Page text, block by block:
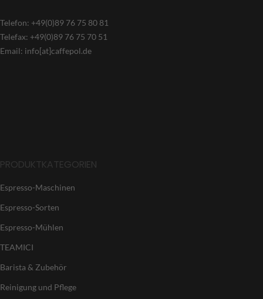
Telefon: +49(0)89 76 75 80 81
Telefax: +49(0)89 76 75 70 51
Email: info[at]caffepol.de
PRODUKTKATEGORIEN
Espresso-Maschinen
Espresso-Sorten
Espresso-Mühlen
TEAMICI
Barista & Zubehör
Reinigung und Pflege